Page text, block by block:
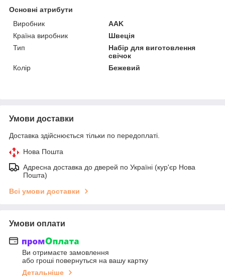
Основні атрибути
Виробник
AAK
Країна виробник
Швеція
Тип
Набір для виготовлення
свічок
Колір
Бежевий
Умови доставки
Доставка здійснюється тільки по передоплаті.
Нова Пошта
Адресна доставка до дверей по Україні (кур'єр Нова
Пошта)
Всі умови доставки
Умови оплати
Ви отримаєте замовлення
або гроші повернуться на вашу картку
Детальніше